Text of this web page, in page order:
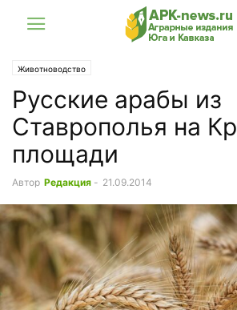
Животноводство
Русские арабы из
Ставрополья на
площади
Автор Редакция - 21.09.2014